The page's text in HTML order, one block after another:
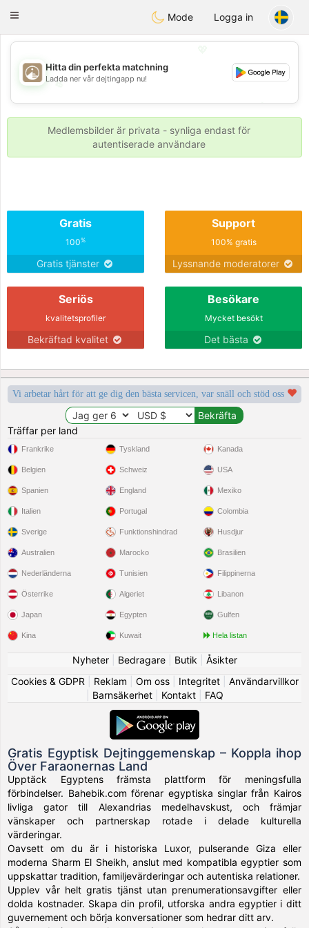
ahebik
Toggle
Mode Logga in
💖
💕
💕
Hitta din perfekta matchning
Ladda ner vår dejtingapp nu!
Medlemsbilder är privata - synliga endast för
autentiserade användare
Gratis
100%
Gratis tjänster
Support
100% gratis
Lyssnande moderatorer
Seriös
kvalitetsprofiler
Bekräftad kvalitet
Besökare
Mycket besökt
Det bästa
Vi arbetar hårt för att ge dig den bästa servicen, var snäll och stöd oss
Träffar per land
Frankrike
Belgien
Spanien
Italien
Sverige
Tyskland
Schweiz
England
Portugal
Funktionshindrad
Kanada
USA
Mexiko
Colombia
Husdjur
Australien
Nederländerna
Österrike
Japan
Kina
Marocko
Tunisien
Algeriet
Egypten
Kuwait
Brasilien
Filippinerna
Libanon
Gulfen
Hela listan
Nyheter| Bedragare| Butik
Åsikter
Cookies & GDPR
Reklam Om oss| Integritet| Användarvillkor
Barnsäkerhet| Kontakt| FAQ
Gratis Egyptisk Dejtinggemenskap – Koppla ihop
Över Faraonernas Land
Upptäck Egyptens främsta plattform för meningsfulla
förbindelser. Bahebik.com förenar egyptiska singlar från Kairos
livliga gator till Alexandrias medelhavskust, och främjar
vänskaper och partnerskap rotade i delade kulturella
värderingar.
Oavsett om du är i historiska Luxor, pulserande Giza eller
moderna Sharm El Sheikh, anslut med kompatibla egyptier som
uppskattar tradition, familjevärderingar och autentiska relationer.
Upplev vår helt gratis tjänst utan prenumerationsavgifter eller
dolda kostnader. Skapa din profil, utforska andra egyptier i ditt
guvernement och börja konversationer som hedrar ditt arv.